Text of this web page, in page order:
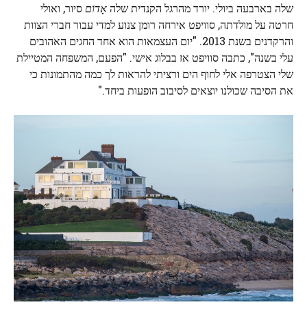
שלה בארבעה ביולי. יורד מהרגל הקנדית שלהאָדוֹםסיור, ואולי
חרטה על מולדתה, סוויפט אירחה רומן צנוע למדי עבור חברי הצוות
והרקדנים בשנת 2013. "יום העצמאות הוא אחד החגים האהובים
עלי בשנה", כתבה סוויפט אז בבלוג אישי. "הפעם, המשפחה המטיילת
שלי הצטרפה אלי לחוף הים ורציתי להראות לך כמה מהתמונות כי
את הסיבה שכולנו יוצאים לסיבוב הופעות ביחד."